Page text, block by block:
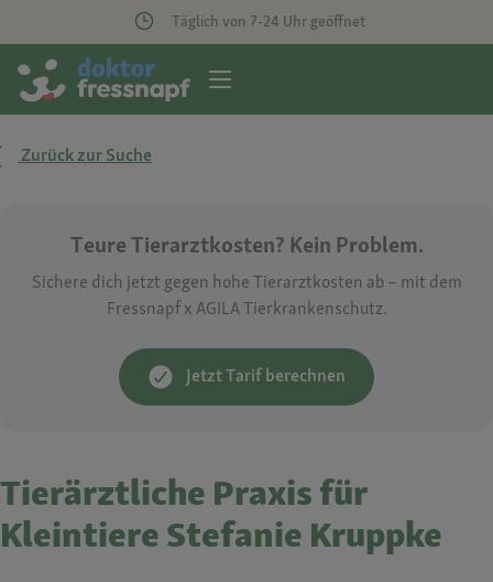
Täglich von 7-24 Uhr geöffnet
Zurück zur Suche
Teure Tierarztkosten? Kein Problem.
Sichere dich jetzt gegen hohe Tierarztkosten ab – mit dem
Fressnapf x AGILA Tierkrankenschutz.
Jetzt Tarif berechnen
Tierärztliche Praxis für
Kleintiere Stefanie Kruppke